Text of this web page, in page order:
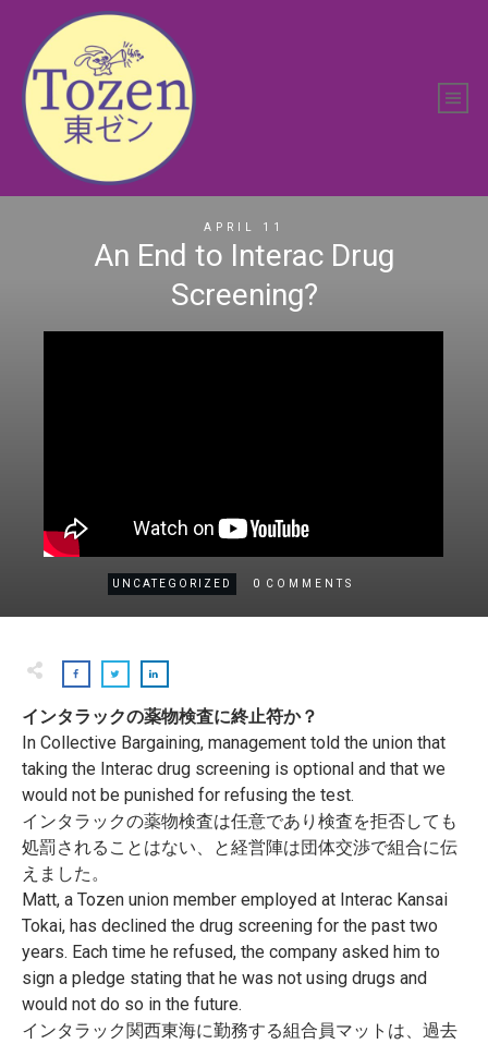
APRIL 11
An End to Interac Drug
Screening?
UNCATEGORIZED 0 COMMENTS
インタラックの薬物検査に終止符か？
In Collective Bargaining, management told the union that
taking the Interac drug screening is optional and that we
would not be punished for refusing the test.
インタラックの薬物検査は任意であり検査を拒否しても
処罰される ことはない、と経営陣は団体交渉で組合に伝
えました。
Matt, a Tozen union member employed at Interac Kansai
Tokai, has declined the drug screening for the past two
years. Each time he refused, the company asked him to
sign a pledge stating that he was not using drugs and
would not do so in the future.
インタラック関西東海に勤務する組合員マットは、過去